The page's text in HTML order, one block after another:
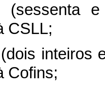
(sessenta
CSLL;
inteiros
Cofins;